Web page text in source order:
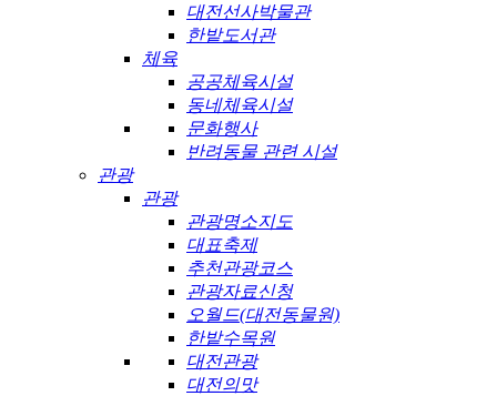
대전선사박물관
한밭도서관
체육
공공체육시설
동네체육시설
문화행사
반려동물 관련 시설
관광
관광
관광명소지도
대표축제
추천관광코스
관광자료신청
오월드(대전동물원)
한밭수목원
대전관광
대전의맛